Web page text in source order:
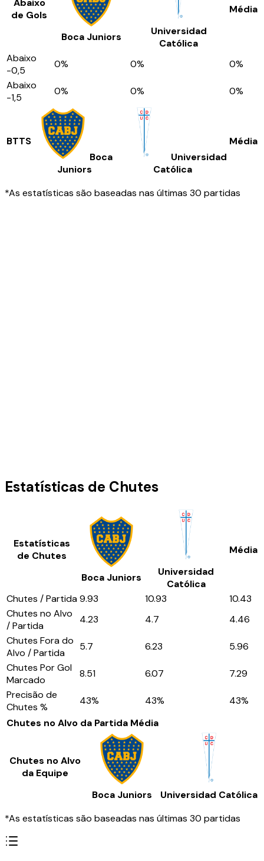
Abaixo
de Gols
Boca Juniors
Universidad
Católica
Média
Abaixo
-0,5
0% 0% 0%
Abaixo
-1,5
0% 0% 0%
BTTS
Boca
Juniors
Universidad
Católica
Média
*As estatísticas são baseadas nas últimas 30 partidas
Estatísticas de Chutes
Estatísticas
de Chutes
Boca Juniors
Universidad
Católica
Média
Chutes / Partida9.93 10.93
10.43
Chutes no Alvo
/ Partida
4.23 4.7
4.46
Chutes Fora do
Alvo / Partida
5.7 6.23
5.96
Chutes Por Gol
Marcado
8.51 6.07
7.29
Precisão de
Chutes %
43% 43% 43%
Chutes no Alvo da Partida Média
Chutes no Alvo
da Equipe
Boca Juniors
Universidad Católica
*As estatísticas são baseadas nas últimas 30 partidas